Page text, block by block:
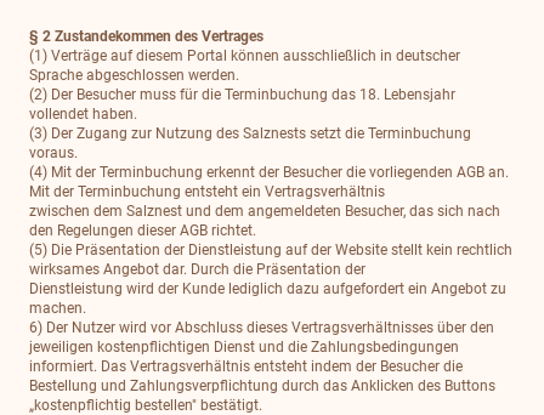
§ 2 Zustandekommen des Vertrages
(1) Verträge auf diesem Portal können ausschließlich in deutscher
Sprache abgeschlossen werden.
(2) Der Besucher muss für die Terminbuchung das 18. Lebensjahr
vollendet haben.
(3) Der Zugang zur Nutzung des Salznests setzt die Terminbuchung
voraus.
(4) Mit der Terminbuchung erkennt der Besucher die vorliegenden AGB an.
Mit der Terminbuchung entsteht ein Vertragsverhältnis
zwischen dem Salznest und dem angemeldeten Besucher, das sich nach
den Regelungen dieser AGB richtet.
(5) Die Präsentation der Dienstleistung auf der Website stellt kein rechtlich
wirksames Angebot dar. Durch die Präsentation der
Dienstleistung wird der Kunde lediglich dazu aufgefordert ein Angebot zu
machen.
6) Der Nutzer wird vor Abschluss dieses Vertragsverhältnisses über den
jeweiligen kostenpflichtigen Dienst und die Zahlungsbedingungen
informiert. Das Vertragsverhältnis entsteht indem der Besucher die
Bestellung und Zahlungsverpflichtung durch das Anklicken des Buttons
„kostenpflichtig bestellen" bestätigt.